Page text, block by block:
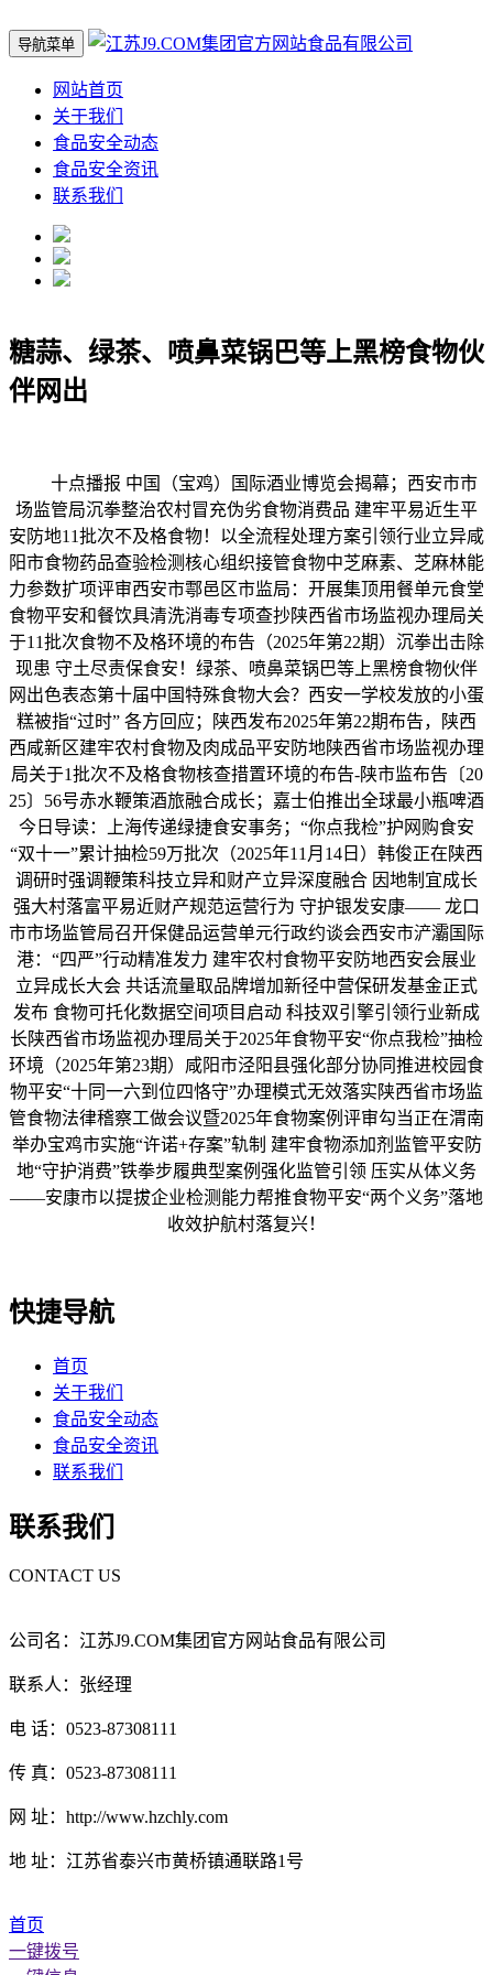
导航菜单
网站首页
关于我们
食品安全动态
食品安全资讯
联系我们
糖蒜、绿茶、喷鼻菜锅巴等上黑榜食物伙
伴网出
十点播报 中国（宝鸡）国际酒业博览会揭幕；西安市市
场监管局沉拳整治农村冒充伪劣食物消费品 建牢平易近生平
安防地11批次不及格食物！以全流程处理方案引领行业立异咸
阳市食物药品查验检测核心组织接管食物中芝麻素、芝麻林能
力参数扩项评审西安市鄠邑区市监局：开展集顶用餐单元食堂
食物平安和餐饮具清洗消毒专项查抄陕西省市场监视办理局关
于11批次食物不及格环境的布告（2025年第22期）沉拳出击除
现患 守土尽责保食安！绿茶、喷鼻菜锅巴等上黑榜食物伙伴
网出色表态第十届中国特殊食物大会？西安一学校发放的小蛋
糕被指“过时” 各方回应；陕西发布2025年第22期布告，陕西
西咸新区建牢农村食物及肉成品平安防地陕西省市场监视办理
局关于1批次不及格食物核查措置环境的布告-陕市监布告〔20
25〕56号赤水鞭策酒旅融合成长；嘉士伯推出全球最小瓶啤酒
今日导读：上海传递绿捷食安事务；“你点我检”护网购食安
“双十一”累计抽检59万批次（2025年11月14日）韩俊正在陕西
调研时强调鞭策科技立异和财产立异深度融合 因地制宜成长
强大村落富平易近财产规范运营行为 守护银发安康—— 龙口
市市场监管局召开保健品运营单元行政约谈会西安市浐灞国际
港：“四严”行动精准发力 建牢农村食物平安防地西安会展业
立异成长大会 共话流量取品牌增加新径中营保研发基金正式
发布 食物可托化数据空间项目启动 科技双引擎引领行业新成
长陕西省市场监视办理局关于2025年食物平安“你点我检”抽检
环境（2025年第23期）咸阳市泾阳县强化部分协同推进校园食
物平安“十同一六到位四恪守”办理模式无效落实陕西省市场监
管食物法律稽察工做会议暨2025年食物案例评审勾当正在渭南
举办宝鸡市实施“许诺+存案”轨制 建牢食物添加剂监管平安防
地“守护消费”铁拳步履典型案例强化监管引领 压实从体义务
——安康市以提拔企业检测能力帮推食物平安“两个义务”落地
收效护航村落复兴！
快捷导航
首页
关于我们
食品安全动态
食品安全资讯
联系我们
联系我们
CONTACT US
公司名：江苏J9.COM集团官方网站食品有限公司
联系人：张经理
电 话：0523-87308111
传 真：0523-87308111
网 址：http://www.hzchly.com
地 址：江苏省泰兴市黄桥镇通联路1号
首页
一键拨号